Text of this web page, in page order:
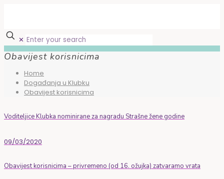
✕
Obavijest korisnicima
Home
Događanja u Klubku
Obavijest korisnicima
Voditeljice Klubka nominirane za nagradu Strašne žene godine
09/03/2020
Obavijest korisnicima – privremeno (od 16. ožujka) zatvaramo vrata